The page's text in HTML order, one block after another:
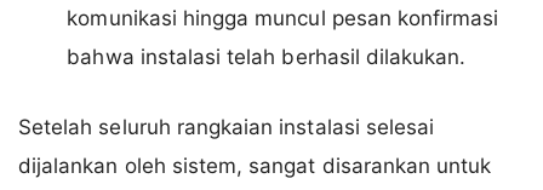
komunikasi hingga muncul pesan konfirmasi
bahwa instalasi telah berhasil dilakukan.
Setelah seluruh rangkaian instalasi selesai
dijalankan oleh sistem, sangat disarankan untuk